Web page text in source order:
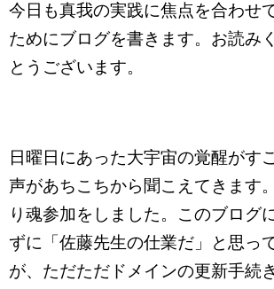
今日も真我の実践に焦点を合わせ
ためにブログを書きます。お読み
とうございます。
日曜日にあった大宇宙の覚醒がす
声があちこちから聞こえてきます
り魂参加をしました。このブログ
ずに「佐藤先生の仕業だ」と思っ
が、ただただドメインの更新手続